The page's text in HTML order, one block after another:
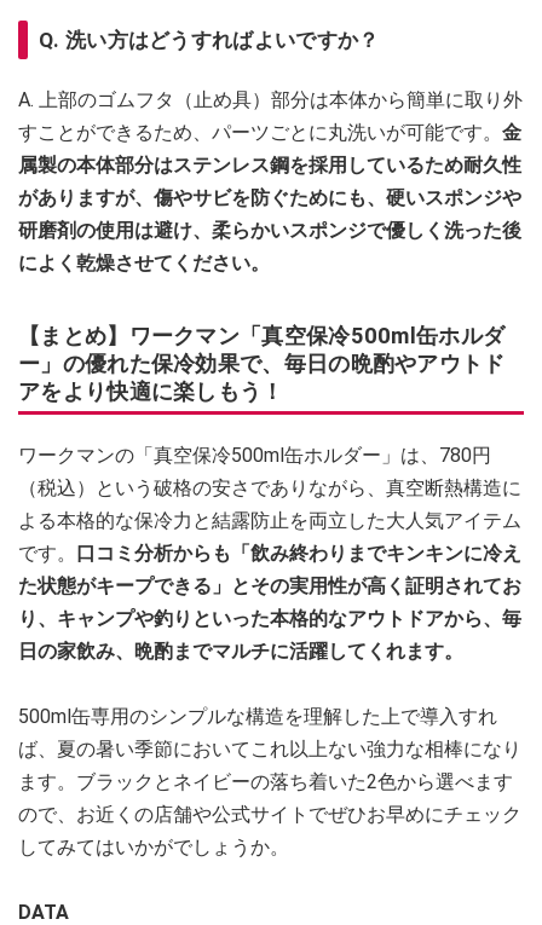
Q. 洗い方はどうすればよいですか？
A. 上部のゴムフタ（止め具）部分は本体から簡単に取り外
すことができるため、パーツごとに丸洗いが可能です。 金
属製の本体部分はステンレス鋼を採用しているため耐久性
がありますが、傷やサビを防ぐためにも、硬いスポンジや
研磨剤の使用は避け、柔らかいスポンジで優しく洗った後
によく乾燥させてください。
【まとめ】ワークマン「真空保冷500ml缶ホルダ
ー」の優れた保冷効果で、毎日の晩酌やアウトド
アをより快適に楽しもう！
ワークマンの「真空保冷500ml缶ホルダー」は、780円
（税込）という破格の安さでありながら、真空断熱構造に
よる本格的な保冷力と結露防止を両立した大人気アイテム
です。 口コミ分析からも「飲み終わりまでキンキンに冷え
た状態がキープできる」とその実用性が高く証明されてお
り、キャンプや釣りといった本格的なアウトドアから、毎
日の家飲み、晩酌までマルチに活躍してくれます。
500ml缶専用のシンプルな構造を理解した上で導入すれ
ば、夏の暑い季節においてこれ以上ない強力な相棒になり
ます。ブラックとネイビーの落ち着いた2色から選べます
ので、お近くの店舗や公式サイトでぜひお早めにチェック
してみてはいかがでしょうか。
DATA